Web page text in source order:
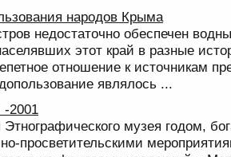
народов Крыма
недостаточно обеспечен
этот край в разные
отношение к источникам
являлось ...
-2001
музея годом,
просветительскими